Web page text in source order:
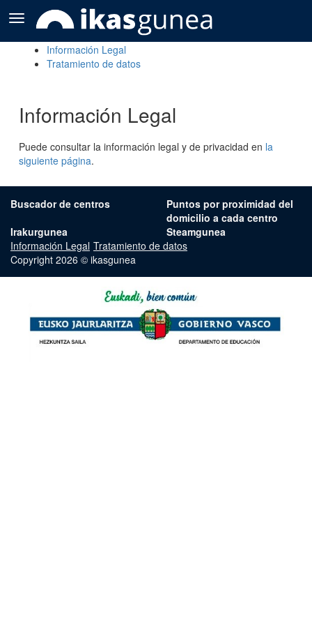
Ikasgunea
Información Legal
Tratamiento de datos
Información Legal
Puede consultar la información legal y de privacidad en la
siguiente página.
Buscador de centros
Puntos por proximidad del
domicilio a cada centro
Irakurgunea
Steamgunea
Información Legal Tratamiento de datos
Copyright 2026 © ikasgunea